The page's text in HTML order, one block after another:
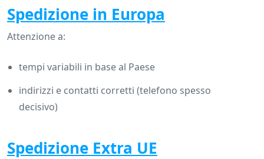
Spedizione in Europa
Attenzione a:
tempi variabili in base al Paese
indirizzi e contatti corretti (telefono spesso
decisivo)
Spedizione Extra UE